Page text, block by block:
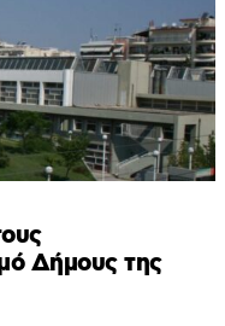
Δήμους της